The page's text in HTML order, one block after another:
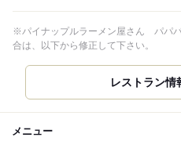
※パイナップルラーメン屋さん パパ
合は、以下から修正して下さい。
メニュー